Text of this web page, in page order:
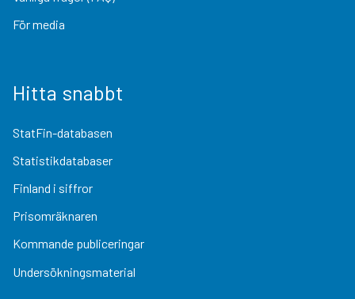
För media
Hitta snabbt
StatFin-databasen
Statistikdatabaser
Finland i siffror
Prisomräknaren
Kommande publiceringar
Undersökningsmaterial